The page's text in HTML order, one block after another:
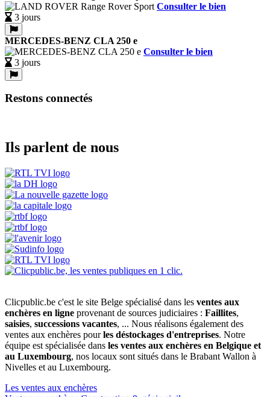
Consulter le bien
3 jours
MERCEDES-BENZ CLA 250 e
Consulter le bien
3 jours
Restons connectés
Ils parlent de nous
Clicpublic.be c'est le site Belge spécialisé dans les ventes aux
enchères en ligne provenant de sources judiciaires : Faillites,
saisies, successions vacantes, ... Nous réalisons également des
ventes aux enchères pourles déstockages d'entreprises. Notre
équipe est spécialisée dans les ventes aux enchères en Belgique et
au Luxembourg, nos locaux sont situés dans le Brabant Wallon à
Nivelles et au Luxembourg.
Les ventes aux enchères